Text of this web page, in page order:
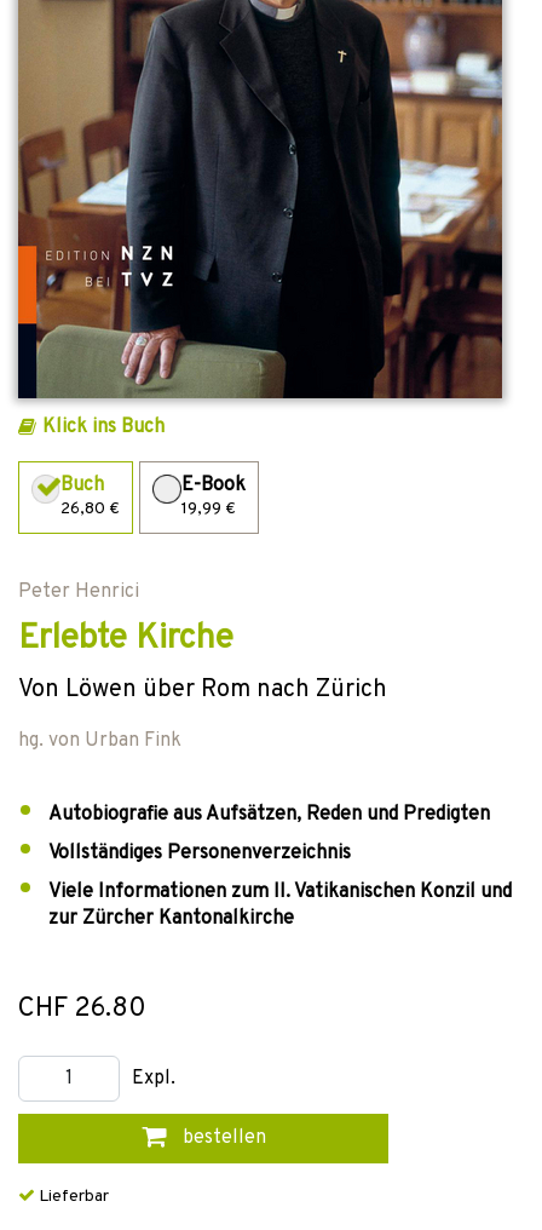
Klick ins Buch
Buch
26,80 €
E-Book
19,99 €
Peter Henrici
Erlebte Kirche
Von Löwen über Rom nach Zürich
hg. von Urban Fink
Autobiografie aus Aufsätzen, Reden und Predigten
Vollständiges Personenverzeichnis
Viele Informationen zum II. Vatikanischen Konzil und
zur Zürcher Kantonalkirche
CHF 26.80
Expl.
bestellen
Lieferbar